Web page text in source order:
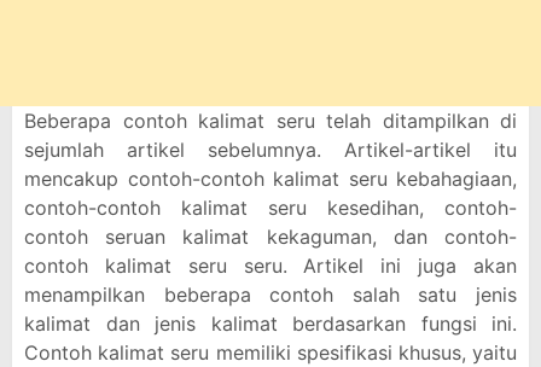
Beberapa contoh kalimat seru telah ditampilkan di
sejumlah artikel sebelumnya. Artikel-artikel itu
mencakup contoh-contoh kalimat seru kebahagiaan,
contoh-contoh kalimat seru kesedihan, contoh-
contoh seruan kalimat kekaguman, dan contoh-
contoh kalimat seru seru. Artikel ini juga akan
menampilkan beberapa contoh salah satu jenis
kalimat dan jenis kalimat berdasarkan fungsi ini.
Contoh kalimat seru memiliki spesifikasi khusus, yaitu